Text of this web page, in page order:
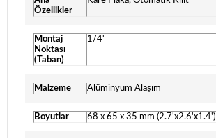
Özellikler
Montaj
Noktası
(Taban)
1/4'
Malzeme Alüminyum Alaşım
Boyutlar 68 x 65 x 35 mm (2.7'x2.6'x1.4')